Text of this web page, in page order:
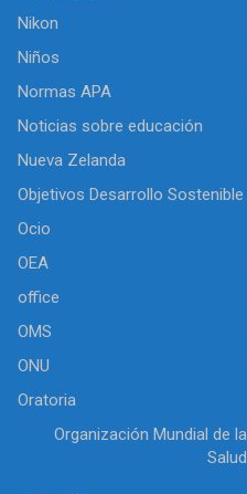
Nikon
Niños
Normas APA
Noticias sobre educación
Nueva Zelanda
Objetivos Desarrollo Sostenible
Ocio
OEA
office
OMS
ONU
Oratoria
Organización Mundial de la
Salud